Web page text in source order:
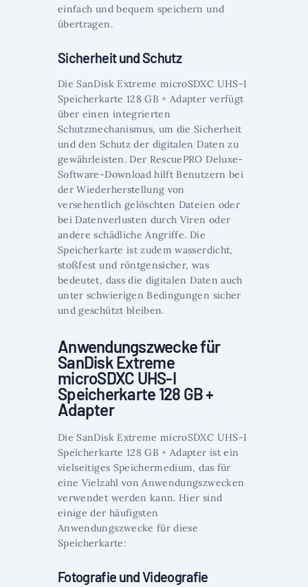
einfach und bequem speichern und
übertragen.
Sicherheit und Schutz
Die SanDisk Extreme microSDXC UHS-I
Speicherkarte 128 GB + Adapter verfügt
über einen integrierten
Schutzmechanismus, um die Sicherheit
und den Schutz der digitalen Daten zu
gewährleisten. Der RescuePRO Deluxe-
Software-Download hilft Benutzern bei
der Wiederherstellung von
versehentlich gelöschten Dateien oder
bei Datenverlusten durch Viren oder
andere schädliche Angriffe. Die
Speicherkarte ist zudem wasserdicht,
stoßfest und röntgensicher, was
bedeutet, dass die digitalen Daten auch
unter schwierigen Bedingungen sicher
und geschützt bleiben.
Anwendungszwecke für
SanDisk Extreme
microSDXC UHS-I
Speicherkarte 128 GB +
Adapter
Die SanDisk Extreme microSDXC UHS-I
Speicherkarte 128 GB + Adapter ist ein
vielseitiges Speichermedium, das für
eine Vielzahl von Anwendungszwecken
verwendet werden kann. Hier sind
einige der häufigsten
Anwendungszwecke für diese
Speicherkarte:
Fotografie und Videografie